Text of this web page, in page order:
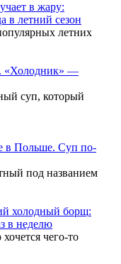
в жару:
в летний сезон
летних
«Холодник» —
суп, который
в Польше. Суп по-
под названием
холодный борщ:
в неделю
чего-то